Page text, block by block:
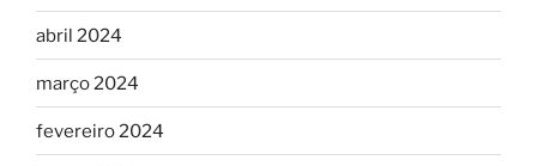
abril 2024
março 2024
fevereiro 2024